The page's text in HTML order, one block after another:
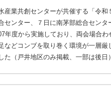
業共創センターが共催する「令
センター、７日に南茅部総合セン
年度から実施しており、両会場合
などコンブを取り巻く環境が一層
た（戸井地区のみ掲載、一部は後日